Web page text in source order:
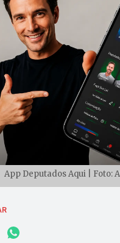
App Deputados Aqui | Foto: